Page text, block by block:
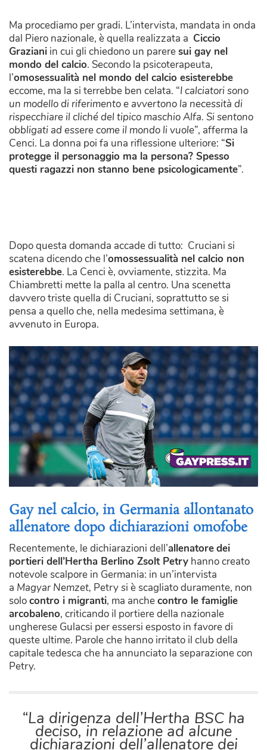
Ma procediamo per gradi. L’intervista, mandata in onda
dal Piero nazionale, è quella realizzata a Ciccio
Graziani in cui gli chiedono un pareresui gay nel
mondo del calcio. Secondo la psicoterapeuta,
l’omosessualità nel mondo del calcio esisterebbe
eccome, ma la si terrebbe ben celata. “I calciatori sono
un modello di riferimento e avvertono la necessità di
rispecchiare il cliché del tipico maschio Alfa. Si sentono
obbligati ad essere come il mondo li vuole”, afferma la
Cenci. La donna poi fa una riflessione ulteriore: “Si
protegge il personaggio ma la persona? Spesso
questi ragazzi non stanno bene psicologicamente”.
Dopo questa domanda accade di tutto: Cruciani si
scatena dicendo che l’omossessualità nel calcio non
esisterebbe. La Cenci è, ovviamente, stizzita. Ma
Chiambretti mette la palla al centro. Una scenetta
davvero triste quella di Cruciani, soprattutto se si
pensa a quello che, nella medesima settimana, è
avvenuto in Europa.
Gay nel calcio, in Germania allontanato
allenatore dopo dichiarazioni omofobe
Recentemente, le dichiarazioni dell’allenatoredei
portieri dell’Hertha Berlino Zsolt Petry hanno creato
notevole scalpore in Germania: in un’intervista
a Magyar Nemzet, Petrysi è scagliato duramente, non
solocontro i migranti, ma anchecontro le famiglie
arcobaleno, criticando il portiere della nazionale
ungherese Gulacsi per essersi esposto in favore di
queste ultime. Parole che hanno irritato il club della
capitale tedesca che ha annunciato la separazione con
Petry.
“La dirigenza dell’Hertha BSC ha
deciso, in relazione ad alcune
dichiarazioni dell’allenatore dei